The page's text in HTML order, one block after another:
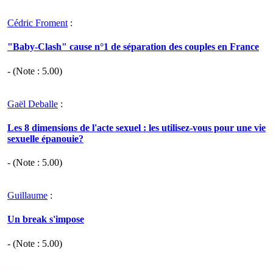
Cédric Froment :
"Baby-Clash" cause n°1 de séparation des couples en France
- (Note : 5.00)
Gaël Deballe :
Les 8 dimensions de l'acte sexuel : les utilisez-vous pour une vie
sexuelle épanouie?
- (Note : 5.00)
Guillaume :
Un break s'impose
- (Note : 5.00)